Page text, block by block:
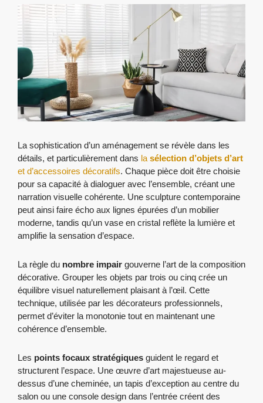
La sophistication d’un aménagement se révèle dans les
détails, et particulièrement dans la sélection d’objets d’art
et d’accessoires décoratifs. Chaque pièce doit être choisie
pour sa capacité à dialoguer avec l’ensemble, créant une
narration visuelle cohérente. Une sculpture contemporaine
peut ainsi faire écho aux lignes épurées d’un mobilier
moderne, tandis qu’un vase en cristal reflète la lumière et
amplifie la sensation d’espace.
La règle du nombre impair gouverne l’art de la composition
décorative. Grouper les objets par trois ou cinq crée un
équilibre visuel naturellement plaisant à l’œil. Cette
technique, utilisée par les décorateurs professionnels,
permet d’éviter la monotonie tout en maintenant une
cohérence d’ensemble.
Les points focaux stratégiques guident le regard et
structurent l’espace. Une œuvre d’art majestueuse au-
dessus d’une cheminée, un tapis d’exception au centre du
salon ou une console design dans l’entrée créent des